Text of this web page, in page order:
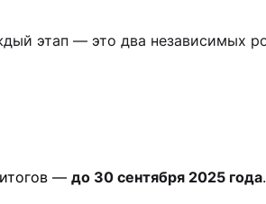
этап — это два независимых
— до 30 сентября 2025 года.